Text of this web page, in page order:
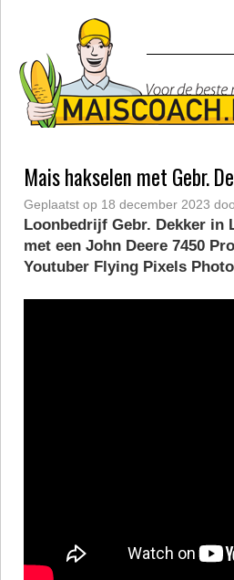
Mais hakselen met Gebr.
Geplaatst op 18 december 2023
Loonbedrijf Gebr. Dekker in
met een John Deere 7450
Youtuber Flying Pixels